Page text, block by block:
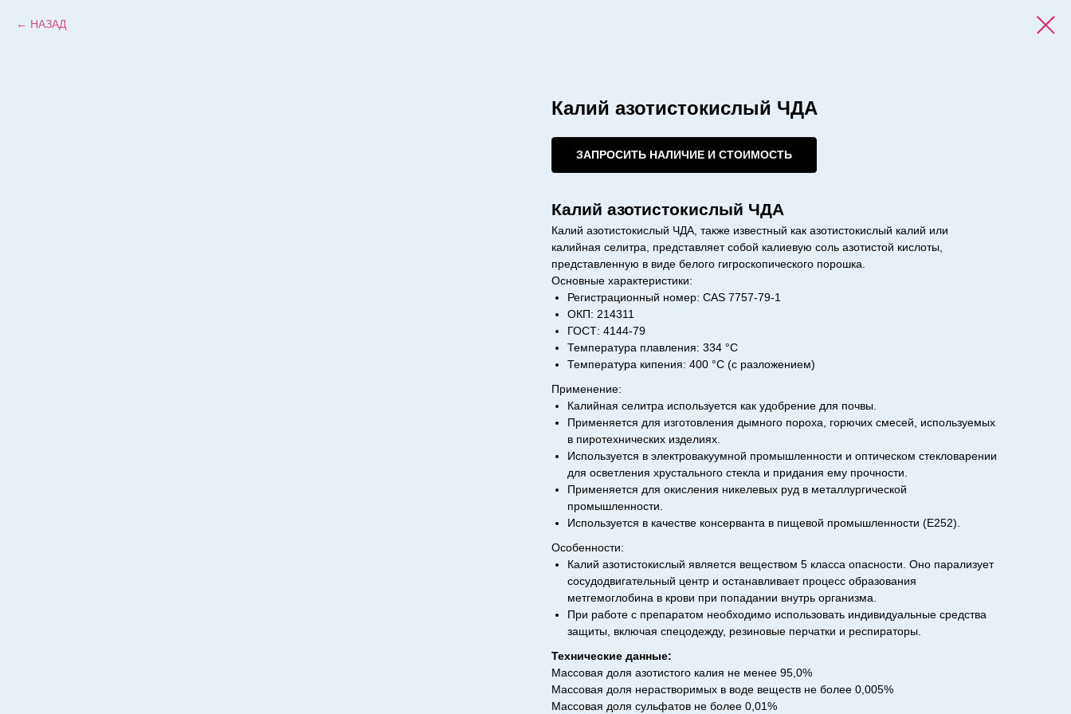
НАЗАД
Калий азотистокислый ЧДА
ЗАПРОСИТЬ НАЛИЧИЕ И СТОИМОСТЬ
Калий азотистокислый ЧДА
Калий азотистокислый ЧДА, также известный как азотистокислый калий или
калийная селитра, представляет собой калиевую соль азотистой кислоты,
представленную в виде белого гигроскопического порошка.
Основные характеристики:
Регистрационный номер: CAS 7757-79-1
ОКП: 214311
ГОСТ: 4144-79
Температура плавления: 334 °C
Температура кипения: 400 °C (с разложением)
Применение:
Калийная селитра используется как удобрение для почвы.
Применяется для изготовления дымного пороха, горючих смесей, используемых
в пиротехнических изделиях.
Используется в электровакуумной промышленности и оптическом стекловарении
для осветления хрустального стекла и придания ему прочности.
Применяется для окисления никелевых руд в металлургической
промышленности.
Используется в качестве консерванта в пищевой промышленности (E252).
Особенности:
Калий азотистокислый является веществом 5 класса опасности. Оно парализует
сосудодвигательный центр и останавливает процесс образования
метгемоглобина в крови при попадании внутрь организма.
При работе с препаратом необходимо использовать индивидуальные средства
защиты, включая спецодежду, резиновые перчатки и респираторы.
Технические данные:
Массовая доля азотистого калия не менее 95,0%
Массовая доля нерастворимых в воде веществ не более 0,005%
Массовая доля сульфатов не более 0,01%